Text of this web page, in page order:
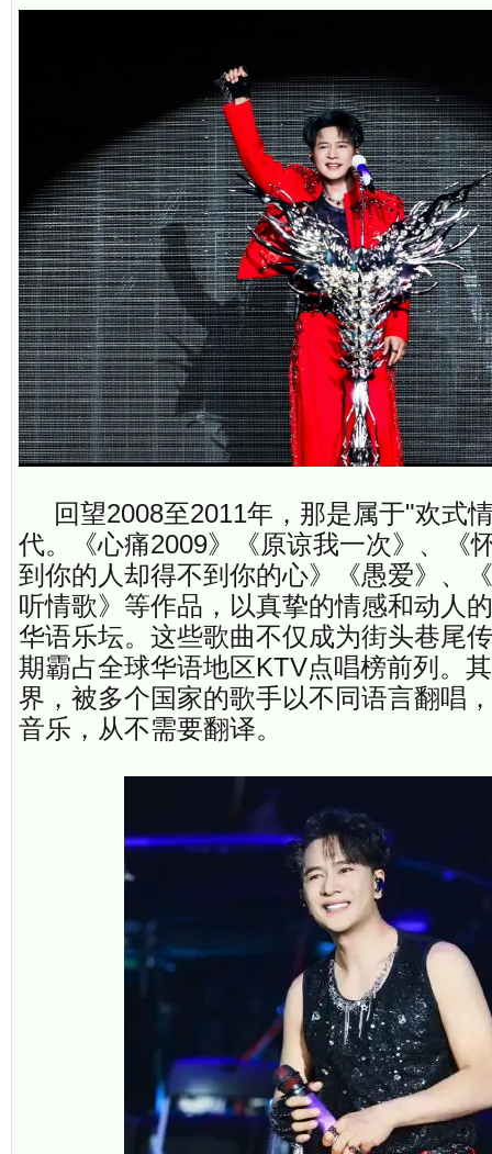
回望2008至2011年，那是属于"欢式
代。《心痛2009》《原谅我一次》、《
到你的人却得不到你的心》《愚爱》、
听情歌》等作品，以真挚的情感和动人
华语乐坛。这些歌曲不仅成为街头巷尾
期霸占全球华语地区KTV点唱榜前列。
界，被多个国家的歌手以不同语言翻唱
音乐，从不需要翻译。